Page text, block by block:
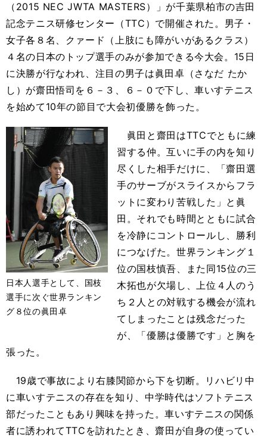
（2015 NEC JWTA MASTERS）」が千葉県柏市の吉田
記念テニス研修センター（TTC）で開催された。男子・
女子各８名、クァード（上肢にも障がいがあるクラス）
４名の日本のトップ選手のみが参加できる今大会。15日
に決勝が行なわれ、注目の男子は眞田卓（さなだ たか
し）が齋田悟司を６－３、６－０で下し、車いすテニス
を始めて10年の節目で大会初優勝を飾った。
日本人選手として、国枝
選手に次ぐ世界ランキン
グ８位の眞田卓
眞田と齋田はTTCでともに練
習する仲。互いに手の内を知り
尽くした相手だけに、「齋田選
手のサーブがスライスからフラ
ットに変わり苦戦した」と眞
田。それでも時間とともに試合
を冷静にコントロールし、勝利
につなげた。世界ランキング１
位の国枝慎吾、また同15位の三
木拓也が欠場し、上位４人のう
ち２人との対戦する機会が流れ
てしまったことは残念だった
が、「優勝は優勝です」と胸を
張った。
19歳で事故により右膝関節から下を切断。リハビリ中
に車いすテニスの存在を知り、中学時代はソフトテニス
部だったこともあり興味を持った。車いすテニスの関係
者に誘われてTTCを訪れたとき、齋田が自身の使ってい